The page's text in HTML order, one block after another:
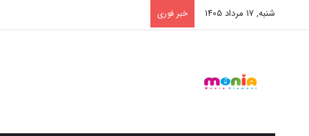
شنبه, 17 مرداد 1405 خبر فوری